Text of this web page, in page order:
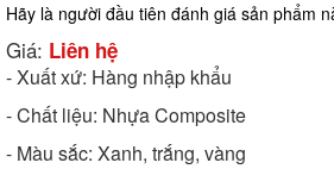
Hãy là người đầu tiên đánh giá sản phẩm
Giá: Liên hệ
- Xuất xứ: Hàng nhập khẩu
- Chất liệu: Nhựa Composite
- Màu sắc: Xanh, trắng, vàng